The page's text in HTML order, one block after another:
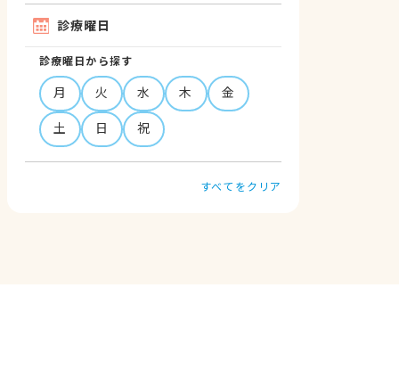
診療曜日
診療曜日から探す
月 火 水 木
金
土
日 祝
すべてをクリア